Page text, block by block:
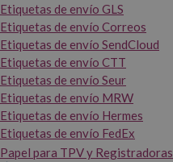
Etiquetas de envío GLS
Etiquetas de envío Correos
Etiquetas de envío SendCloud
Etiquetas de envío CTT
Etiquetas de envío Seur
Etiquetas de envío MRW
Etiquetas de envío Hermes
Etiquetas de envío FedEx
Papel para TPV y Registradoras